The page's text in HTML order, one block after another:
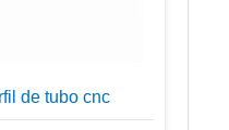
de tubo cnc